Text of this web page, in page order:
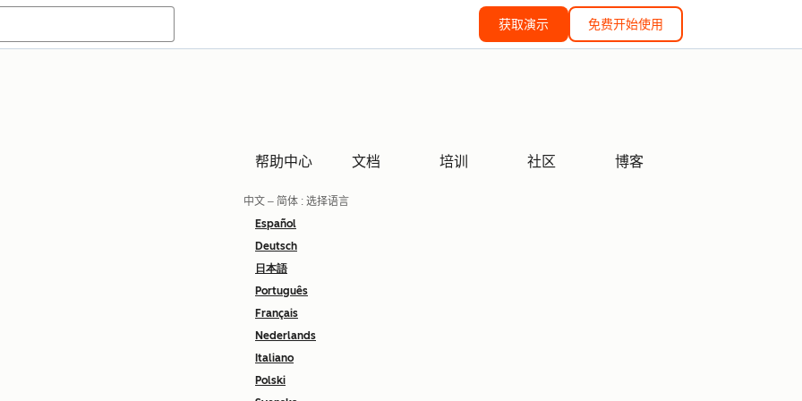
获取演示 免费开始使用
帮助中心 文档 培训 社区 博客
中文 – 简体 : 选择语言
Español
Deutsch
日本語
Português
Français
Nederlands
Italiano
Polski